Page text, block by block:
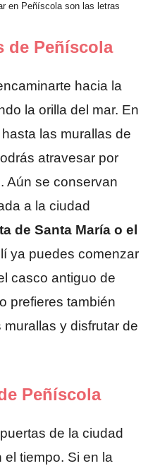
en Peñíscola son las letras
de Peñíscola
hacia la
la orilla del mar. En
las murallas de
atravesar por
Aún se conservan
a la ciudad
de Santa María o el
ya puedes comenzar
casco antiguo de
prefieres también
y disfrutar de
Peñíscola
de la ciudad
tiempo. Si en la